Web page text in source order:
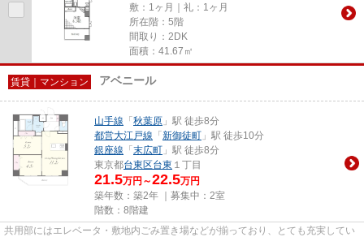
敷：1ヶ月｜礼：1ヶ月
所在階：5階
間取り：2DK
面積：41.67㎡
賃貸｜マンション アベニール
山手線 「 秋葉原 」駅 徒歩8分
都営大江戸線 「 新御徒町 」駅 徒歩10分
銀座線 「 末広町 」駅 徒歩8分
東京都台東区台東 １丁目
21.5万円～22.5万円
築年数：築2年 ｜募集中： 2室
階数：8階建
共用部にはエレベータ・敷地内ごみ置き場などが揃っており、とても充実してい